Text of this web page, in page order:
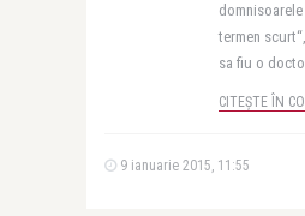
termen
sa fiu o
CITEȘTE ÎN
9 ianuarie 2015, 11:55